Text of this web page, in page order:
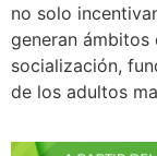
no solo
generan
socialización,
de los adultos